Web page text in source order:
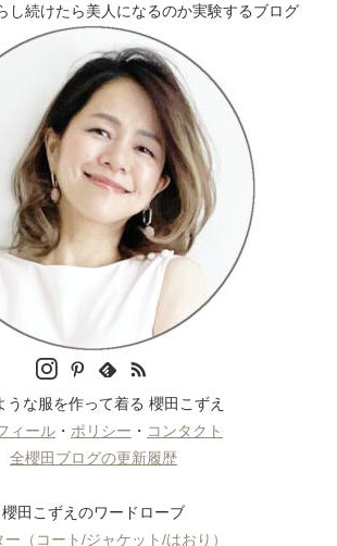
し続けたら美人になるのか実験するブログ
うな服を作って着る 櫻田こずえ
ィール ・ ポリシー ・ コンタクト
全櫻田ブログの更新履歴
櫻田こずえのワードローブ
ー（コート/ジャケット/はおり）